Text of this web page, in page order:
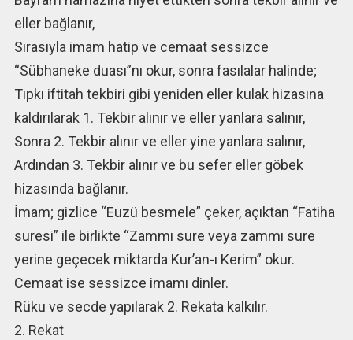
eller bağlanır,
Sırasıyla imam hatip ve cemaat sessizce
“Sübhaneke duası”nı okur, sonra fasılalar halinde;
Tıpkı iftitah tekbiri gibi yeniden eller kulak hizasına
kaldırılarak 1. Tekbir alınır ve eller yanlara salınır,
Sonra 2. Tekbir alınır ve eller yine yanlara salınır,
Ardından 3. Tekbir alınır ve bu sefer eller göbek
hizasında bağlanır.
İmam; gizlice “Euzü besmele” çeker, açıktan “Fatiha
suresi” ile birlikte “Zammı sure veya zammı sure
yerine geçecek miktarda Kur’an-ı Kerim” okur.
Cemaat ise sessizce imamı dinler.
Rüku ve secde yapılarak 2. Rekata kalkılır.
2. Rekat